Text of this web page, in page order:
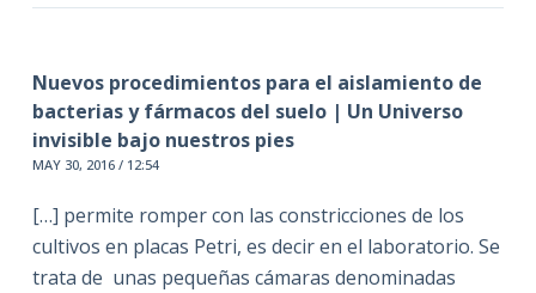
Nuevos procedimientos para el aislamiento de
bacterias y fármacos del suelo | Un Universo
invisible bajo nuestros pies
MAY 30, 2016 / 12:54
[…] permite romper con las constricciones de los
cultivos en placas Petri, es decir en el laboratorio. Se
trata de unas pequeñas cámaras denominadas